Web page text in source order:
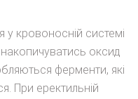
кровоносній системі
оксид
ферменти, які
При еректильній